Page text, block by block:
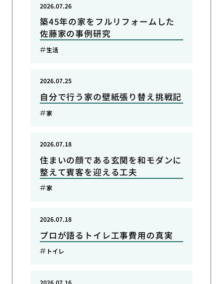
築45年の家をフルリフォームした
佐藤家の事例研究
2026.07.26
生活
自分で行う家の壁紙張り替え挑戦記
2026.07.25
家
住まいの顔である玄関を和モダンに
整えて賓客を迎える工夫
2026.07.18
家
プロが語るトイレ工事費用の真実
2026.07.18
トイレ
2026.07.16